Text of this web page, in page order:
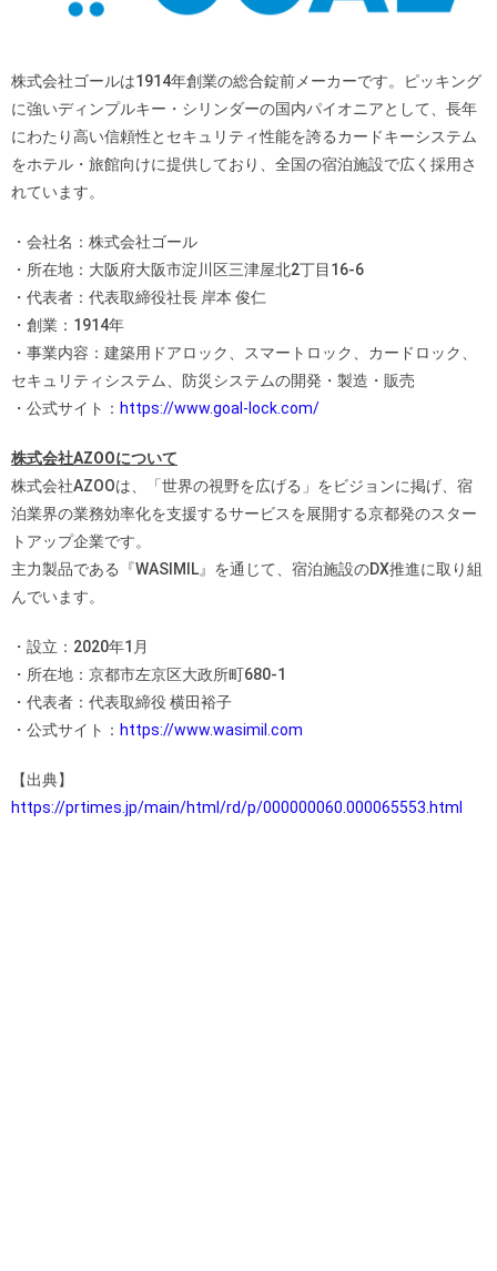
株式会社ゴールは1914年創業の総合錠前メーカーです。ピッキング
に強いディンプルキー・シリンダーの国内パイオニアとして、長年
にわたり高い信頼性とセキュリティ性能を誇るカードキーシステム
をホテル・旅館向けに提供しており、全国の宿泊施設で広く採用さ
れています。
・会社名：株式会社ゴール
・所在地：大阪府大阪市淀川区三津屋北2丁目16-6
・代表者：代表取締役社長 岸本 俊仁
・創業：1914年
・事業内容：建築用ドアロック、スマートロック、カードロック、
セキュリティシステム、防災システムの開発・製造・販売
・公式サイト： https://www.goal-lock.com/
株式会社AZOOについて
株式会社AZOOは、「世界の視野を広げる」をビジョンに掲げ、宿
泊業界の業務効率化を支援するサービスを展開する京都発のスター
トアップ企業です。
主力製品である『WASIMIL』を通じて、宿泊施設のDX推進に取り組
んでいます。
・設立：2020年1月
・所在地：京都市左京区大政所町680-1
・代表者：代表取締役 横田裕子
・公式サイト： https://www.wasimil.com
【出典】
https://prtimes.jp/main/html/rd/p/000000060.000065553.html